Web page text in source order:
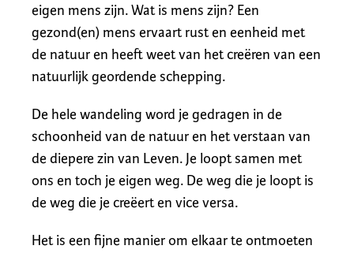
eigen mens zijn. Wat is mens zijn? Een
gezond(en) mens ervaart rust en eenheid met
de natuur en heeft weet van het creëren van een
natuurlijk geordende schepping.
De hele wandeling word je gedragen in de
schoonheid van de natuur en het verstaan van
de diepere zin van Leven. Je loopt samen met
ons en toch je eigen weg. De weg die je loopt is
de weg die je creëert en vice versa.
Het is een fijne manier om elkaar te ontmoeten